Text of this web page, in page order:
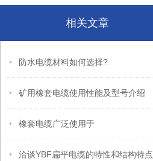
相关文章
防水电缆材料如何选择?
矿用橡套电缆使用性能及型号介绍
橡套电缆广泛使用于
洽谈YBF扁平电缆的特性和结构特点